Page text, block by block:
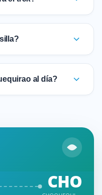
al día?
CHO